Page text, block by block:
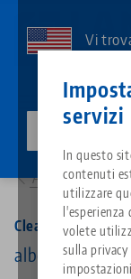
servizi
In questo
contenuti
utilizzare
volete
sulla
contenuto
Vi
Prodotti
Siamo spiacenti.
Vai alla pagina del
Breadcrumb
Alla
Clean•Tec 260,
albero-3/4"